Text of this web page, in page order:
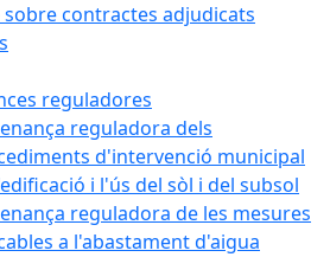
contractes adjudicats
reguladores
reguladora dels
d'intervenció municipal
i l'ús del sòl i del subsol
reguladora de les mesures
a l'abastament d'aigua